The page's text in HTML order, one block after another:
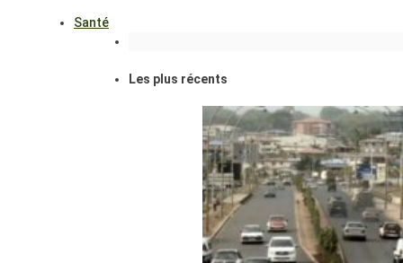
Santé
Les plus récents